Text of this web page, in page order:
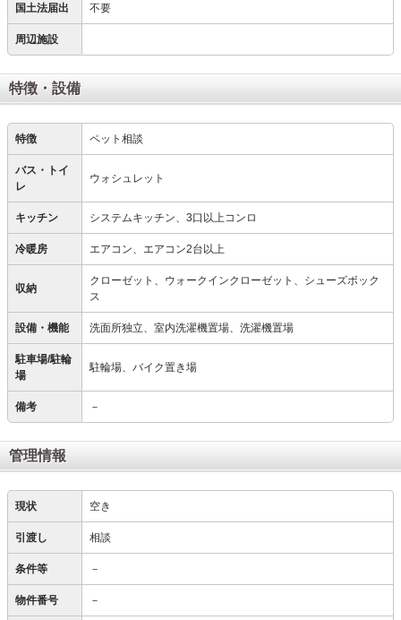
国土法届出 不要
周辺施設
特徴・設備
特徴 ペット相談
バス・トイ
レ
ウォシュレット
キッチン システムキッチン、3口以上コンロ
冷暖房 エアコン、エアコン2台以上
収納
クローゼット、ウォークインクローゼット、シューズボック
ス
設備・機能 洗面所独立、室内洗濯機置場、洗濯機置場
駐車場/駐輪
場
駐輪場、バイク置き場
備考 －
管理情報
現状 空き
引渡し 相談
条件等 －
物件番号 －